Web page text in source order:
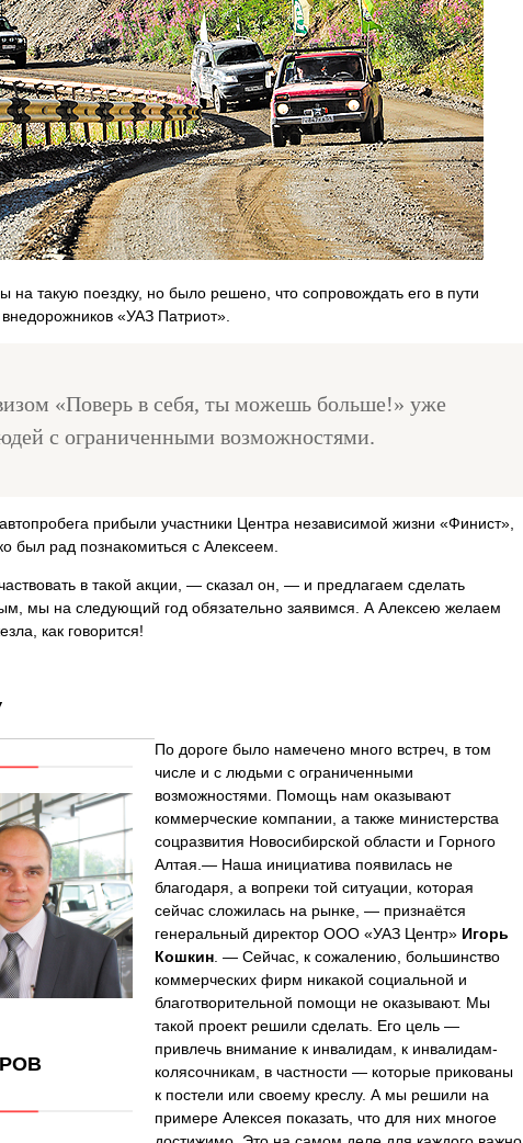
на такую поездку, но было решено, что сопровождать его в пути
«УАЗ Патриот».
«Поверь в себя, ты можешь больше!» уже
с ограниченными возможностями.
прибыли участники Центра независимой жизни «Финист»,
был рад познакомиться с Алексеем.
в такой акции, — сказал он, — и предлагаем сделать
мы на следующий год обязательно заявимся. А Алексею желаем
как говорится!
По дороге было намечено много встреч, в том
числе и с людьми с ограниченными
возможностями. Помощь нам оказывают
коммерческие компании, а также министерства
соцразвития Новосибирской области и Горного
Алтая.— Наша инициатива появилась не
благодаря, а вопреки той ситуации, которая
сейчас сложилась на рынке, — признаётся
генеральный директор ООО «УАЗ Центр» Игорь
Кошкин . — Сейчас, к сожалению, большинство
коммерческих фирм никакой социальной и
благотворительной помощи не оказывают. Мы
такой проект решили сделать. Его цель —
привлечь внимание к инвалидам, к инвалидам-
колясочникам, в частности — которые прикованы
к постели или своему креслу. А мы решили на
примере Алексея показать, что для них многое